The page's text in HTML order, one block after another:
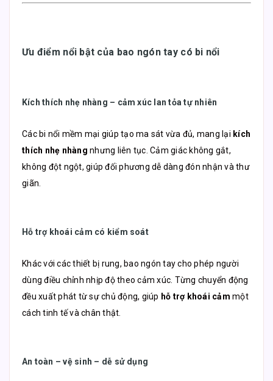
Ưu điểm nổi bật của bao ngón tay có bi nổi
Kích thích nhẹ nhàng – cảm xúc lan tỏa tự nhiên
Các bi nổi mềm mại giúp tạo ma sát vừa đủ, mang lại kích
thích nhẹ nhàng nhưng liên tục. Cảm giác không gắt,
không đột ngột, giúp đối phương dễ dàng đón nhận và thư
giãn.
Hỗ trợ khoái cảm có kiểm soát
Khác với các thiết bị rung, bao ngón tay cho phép người
dùng điều chỉnh nhịp độ theo cảm xúc. Từng chuyển động
đều xuất phát từ sự chủ động, giúp hỗ trợ khoái cảm một
cách tinh tế và chân thật.
An toàn – vệ sinh – dễ sử dụng